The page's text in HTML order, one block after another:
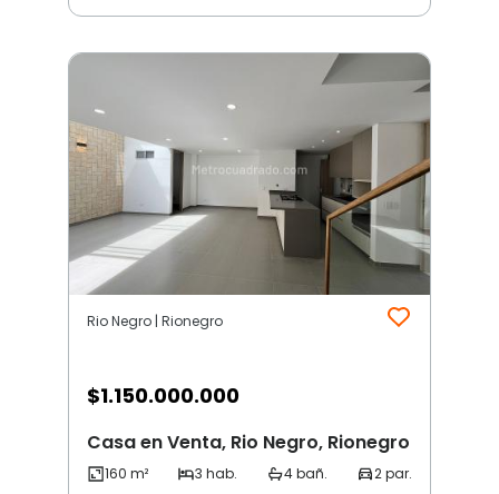
Rio Negro | Rionegro
$1.150.000.000
Casa en Venta, Rio Negro, Rionegro